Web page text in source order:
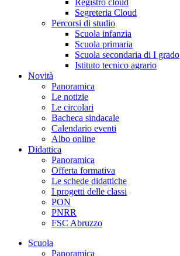
Registro cloud
Segreteria Cloud
Percorsi di studio
Scuola infanzia
Scuola primaria
Scuola secondaria di I grado
Istituto tecnico agrario
Novità
Panoramica
Le notizie
Le circolari
Bacheca sindacale
Calendario eventi
Albo online
Didattica
Panoramica
Offerta formativa
Le schede didattiche
I progetti delle classi
PON
PNRR
FSC Abruzzo
Scuola
Panoramica